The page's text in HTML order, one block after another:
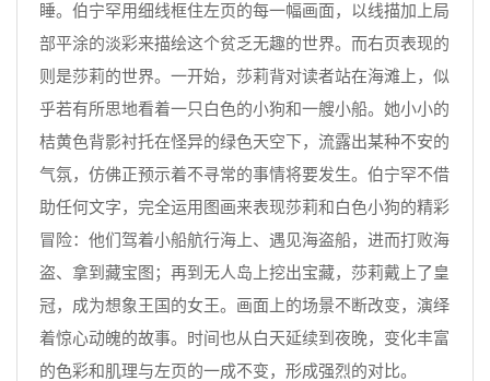
睡。伯宁罕用细线框住左页的每一幅画面，以线描加上局
部平涂的淡彩来描绘这个贫乏无趣的世界。而右页表现的
则是莎莉的世界。一开始，莎莉背对读者站在海滩上，似
乎若有所思地看着一只白色的小狗和一艘小船。她小小的
桔黄色背影衬托在怪异的绿色天空下，流露出某种不安的
气氛，仿佛正预示着不寻常的事情将要发生。伯宁罕不借
助任何文字，完全运用图画来表现莎莉和白色小狗的精彩
冒险：他们驾着小船航行海上、遇见海盗船，进而打败海
盗、拿到藏宝图；再到无人岛上挖出宝藏，莎莉戴上了皇
冠，成为想象王国的女王。画面上的场景不断改变，演绎
着惊心动魄的故事。时间也从白天延续到夜晚，变化丰富
的色彩和肌理与左页的一成不变，形成强烈的对比。